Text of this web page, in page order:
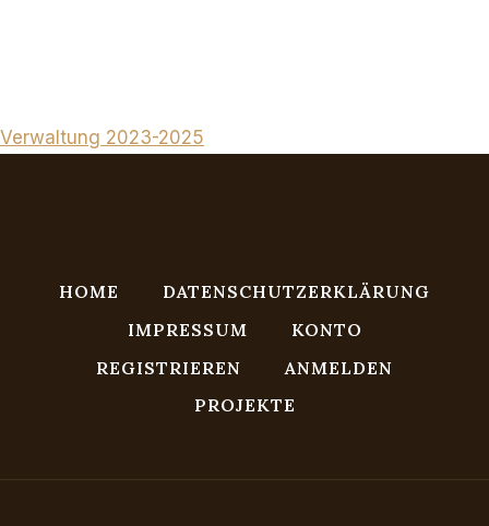
Verwaltung 2023-2025
HOME
DATENSCHUTZERKLÄRUNG
IMPRESSUM
KONTO
REGISTRIEREN
ANMELDEN
PROJEKTE